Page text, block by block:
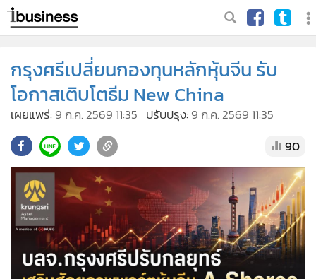
กรุงศรีเปลี่ยนกองทุนหลักหุ้นจีน รับ
โอกาสเติบโตธีม New China
เผยแพร่: 9 ก.ค. 2569 11:35 ปรับปรุง: 9 ก.ค. 2569 11:35
90